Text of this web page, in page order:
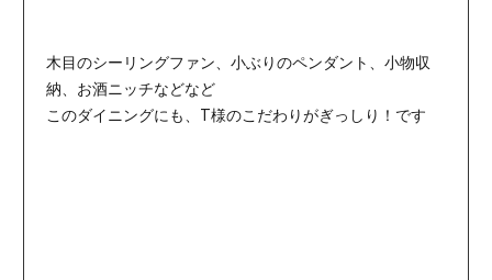
木目のシーリングファン、小ぶりのペンダント、小物収
納、お酒ニッチなどなど
このダイニングにも、T様のこだわりがぎっしり！です